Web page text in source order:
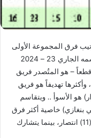
فرق المجموعة الأولى
لدوري كرة القدم الليبي الممتاز في موسمه الجاري 23 – 2024
قطعاً – هو المتُصدر فريق
تهديفاً هو فريق
هو الأسوأ .. ويتقاسم
بنغازي) خاصية أكثر فرق
هذه المجموعة (الأولى) تحقيقاً للفوز ب (11) انتصار، بينما يتشارك